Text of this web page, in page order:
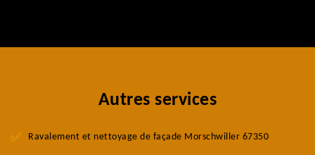
Autres services
Ravalement et nettoyage de façade Morschwiller 67350